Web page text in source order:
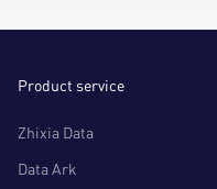
Product service
Zhixia Data
Data Ark